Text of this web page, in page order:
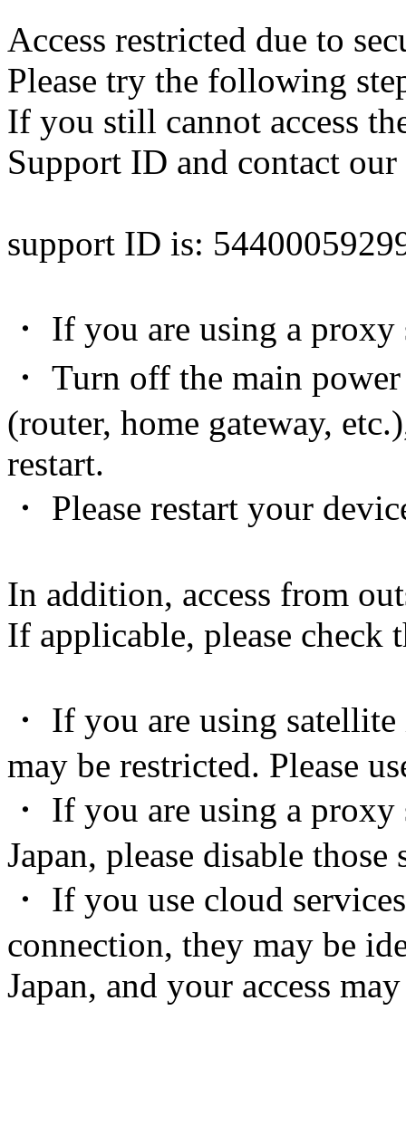
Access restricted due to
Please try the following
If you still cannot access
Support ID and contact
support ID is:
・ If you are using a
・ Turn off the main
(router, home gateway,
restart.
・ Please restart your
In addition, access from
If applicable, please
・ If you are using
may be restricted. Please
・ If you are using a
Japan, please disable those
・ If you use cloud
connection, they may be
Japan, and your access